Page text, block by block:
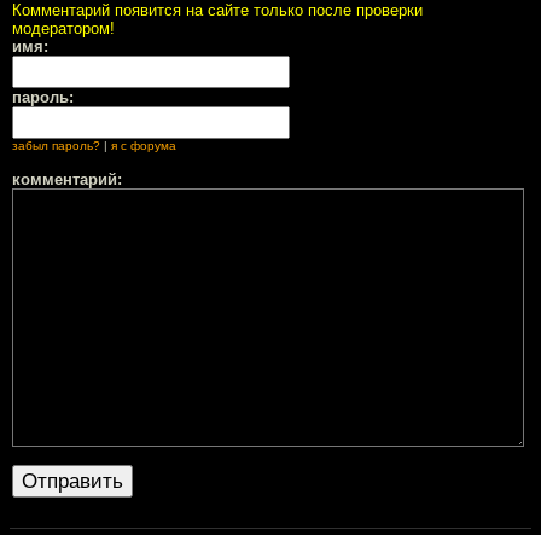
Комментарий появится на сайте только после проверки
модератором!
имя:
пароль:
забыл пароль? я с форума
комментарий: